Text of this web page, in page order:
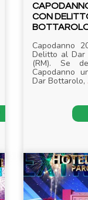
CON
Capodanno
Delitto al Dar
(RM). Se
Capodanno
Dar Bottarolo,